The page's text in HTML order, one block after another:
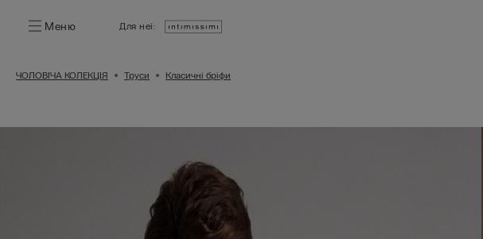
Меню Для неї:
ЧОЛОВІЧА КОЛЕКЦІЯ Труси Класичні бріфи